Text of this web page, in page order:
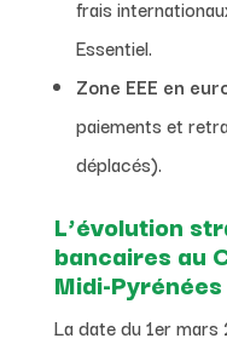
frais
Essentiel.
Zone EEE en
paiements et
déplacés).
L’évolution
bancaires au
Midi-Pyrénées
La date du 1er